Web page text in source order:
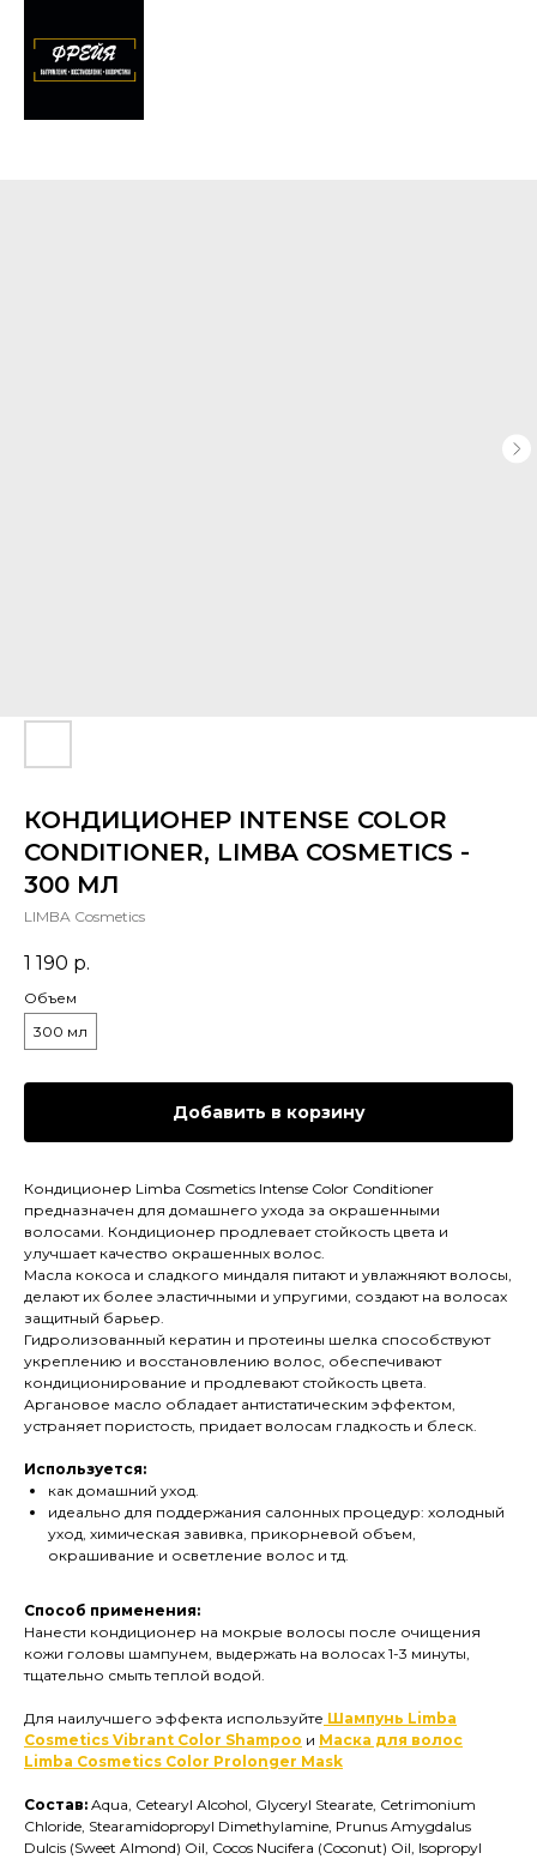
КОНДИЦИОНЕР INTENSE COLOR
CONDITIONER, LIMBA COSMETICS -
300 МЛ
LIMBA Cosmetics
1 190 р.
Объем
300 мл
Добавить в корзину
Кондиционер Limba Cosmetics Intense Color Conditioner
предназначен для домашнего ухода за окрашенными
волосами. Кондиционер продлевает стойкость цвета и
улучшает качество окрашенных волос.
Масла кокоса и сладкого миндаля питают и увлажняют волосы,
делают их более эластичными и упругими, создают на волосах
защитный барьер.
Гидролизованный кератин и протеины шелка способствуют
укреплению и восстановлению волос, обеспечивают
кондиционирование и продлевают стойкость цвета.
Аргановое масло обладает антистатическим эффектом,
устраняет пористость, придает волосам гладкость и блеск.
Используется:
как домашний уход.
идеально для поддержания салонных процедур: холодный
уход, химическая завивка, прикорневой объем,
окрашивание и осветление волос и тд.
Способ применения:
Нанести кондиционер на мокрые волосы после очищения
кожи головы шампунем, выдержать на волосах 1-3 минуты,
тщательно смыть теплой водой.
Для наилучшего эффекта используйте Шампунь Limba
Cosmetics Vibrant Color Shampoo и Маска для волос
Limba Cosmetics Color Prolonger Mask
Состав: Aqua, Cetearyl Alcohol, Glyceryl Stearate, Cetrimonium
Chloride, Stearamidopropyl Dimethylamine, Prunus Amygdalus
Dulcis (Sweet Almond) Oil, Cocos Nucifera (Coconut) Oil, Isopropyl